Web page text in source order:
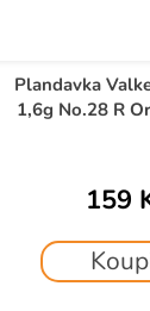
Plandavka
1,6g No.28 R
159